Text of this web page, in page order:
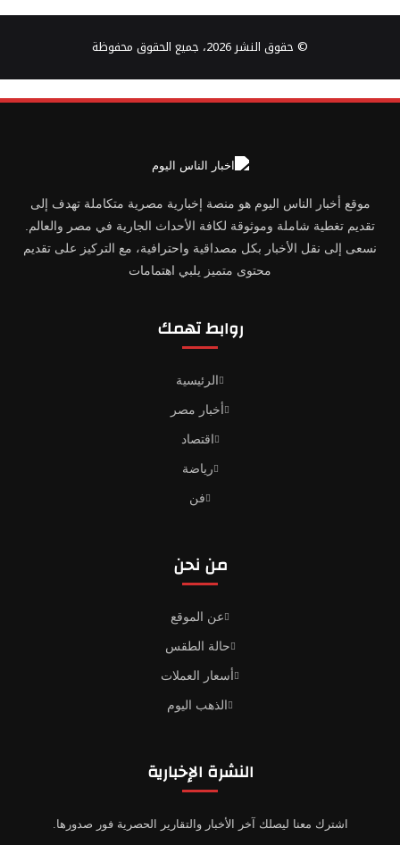
© حقوق النشر 2026، جميع الحقوق محفوظة
موقع أخبار الناس اليوم هو منصة إخبارية مصرية متكاملة تهدف إلى
تقديم تغطية شاملة وموثوقة لكافة الأحداث الجارية في مصر والعالم.
نسعى إلى نقل الأخبار بكل مصداقية واحترافية، مع التركيز على تقديم
محتوى متميز يلبي اهتمامات
روابط تهمك
الرئيسية
أخبار مصر
اقتصاد
رياضة
فن
من نحن
عن الموقع
حالة الطقس
أسعار العملات
الذهب اليوم
النشرة الإخبارية
اشترك معنا ليصلك آخر الأخبار والتقارير الحصرية فور صدورها.